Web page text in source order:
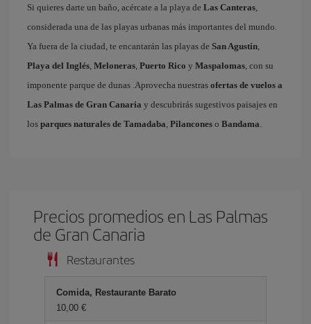
Si quieres darte un baño, acércate a la playa de Las Canteras,
considerada una de las playas urbanas más importantes del mundo.
Ya fuera de la ciudad, te encantarán las playas de San Agustín,
Playa del Inglés, Meloneras, Puerto Rico y Maspalomas, con su
imponente parque de dunas .Aprovecha nuestras ofertas de vuelos a
Las Palmas de Gran Canaria y descubrirás sugestivos paisajes en
los parques naturales de Tamadaba, Pilancones o Bandama.
Precios promedios en Las Palmas
de Gran Canaria
Restaurantes
Comida, Restaurante Barato
10,00 €